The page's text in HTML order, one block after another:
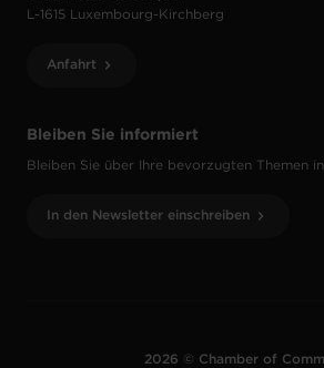
Bleiben Sie informiert
Bleiben Sie über Ihre bevorzugten Themen
In den Newsletter einschreiben
L-1615 Luxembourg-Kirchberg
Anfahrt
2026 © Chamber of